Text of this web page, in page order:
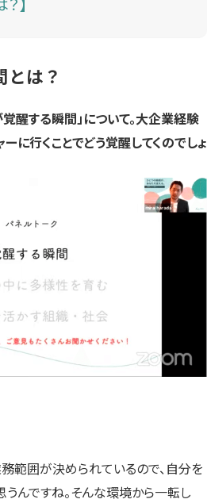
は？
醒する瞬間」について。大企業経験
に行くことでどう覚醒してくのでしょ
範囲が決められているので、自分を
んですね。そんな環境から一転し